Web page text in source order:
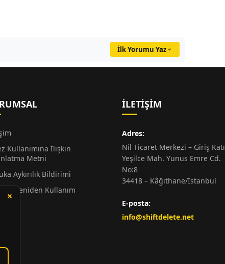
İlk Yorumu Yaz
Kullanımına İlişkin
Metni
Aykırılık Bildirimi
ve Yeniden Kullanım
İLETIŞIM
Adres:
Nil Ticaret Merkezi – Giriş Katı
Yeşilce Mah. Yunus Emre Cd.
No:8
34418 – Kâğıthane/İstanbul
E-posta:
info@shiftdelete.net